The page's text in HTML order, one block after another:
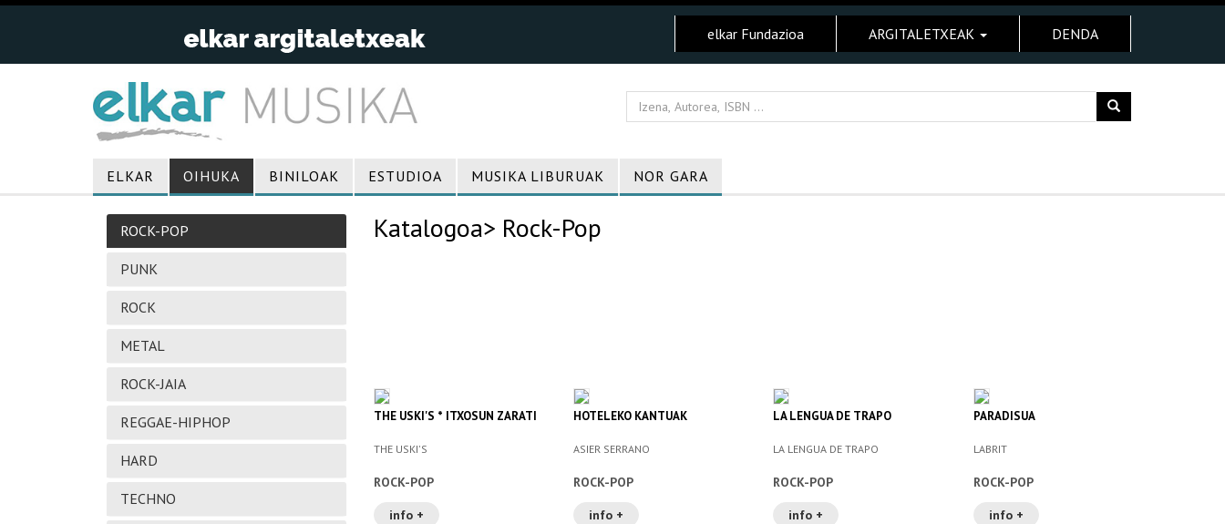
elkar Fundazioa ARGITALETXEAK DENDA
ELKAR OIHUKA BINILOAK ESTUDIOA MUSIKA LIBURUAK NOR GARA
ROCK-POP
PUNK
ROCK
METAL
ROCK-JAIA
REGGAE-HIPHOP
HARD
TECHNO
Katalogoa> Rock-Pop
THE USKI'S * ITXOSUN ZARATI
THE USKI'S
ROCK-POP
info +
HOTELEKO KANTUAK
ASIER SERRANO
ROCK-POP
info +
LA LENGUA DE TRAPO
LA LENGUA DE TRAPO
ROCK-POP
info +
PARADISUA
LABRIT
ROCK-POP
info +